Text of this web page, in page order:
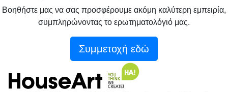
Βοηθήστε μας να σας προσφέρουμε ακόμη καλύτερη εμπειρία,
συμπληρώνοντας το ερωτηματολόγιό μας.
Συμμετοχή εδώ